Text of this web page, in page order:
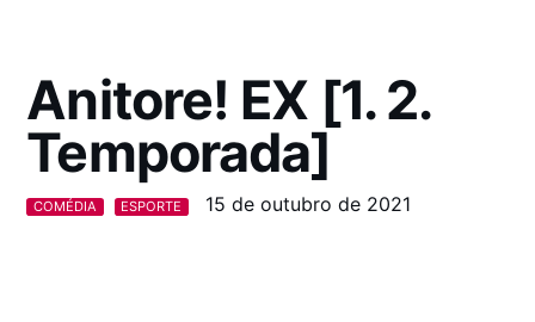
Anitore! EX [1. 2.
Temporada]
COMÉDIA ESPORTE 15 de outubro de 2021